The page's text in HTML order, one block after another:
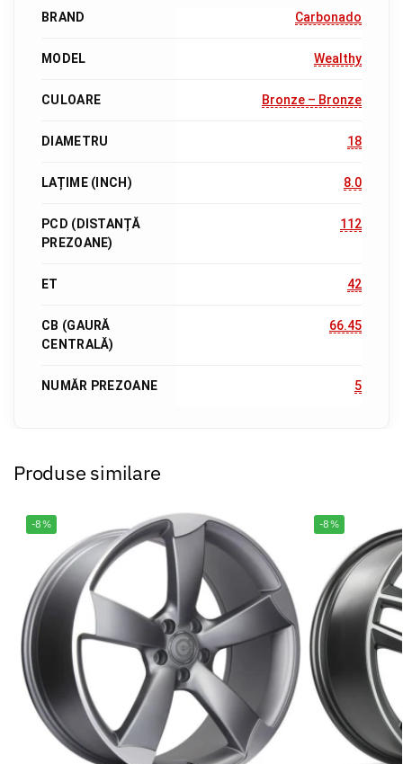
BRAND Carbonado
MODEL Wealthy
CULOARE Bronze – Bronze
DIAMETRU 18
LAȚIME (INCH) 8.0
PCD (DISTANȚĂ
PREZOANE)
112
ET 42
CB (GAURĂ
CENTRALĂ)
66.45
NUMĂR PREZOANE 5
Produse similare
-8% -8%